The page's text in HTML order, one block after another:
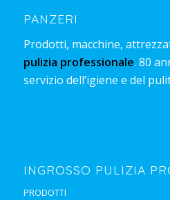
PANZERI
Prodotti, macchine,
pulizia professionale. 80
servizio dell’igiene e del
INGROSSO PULIZIA
PRODOTTI